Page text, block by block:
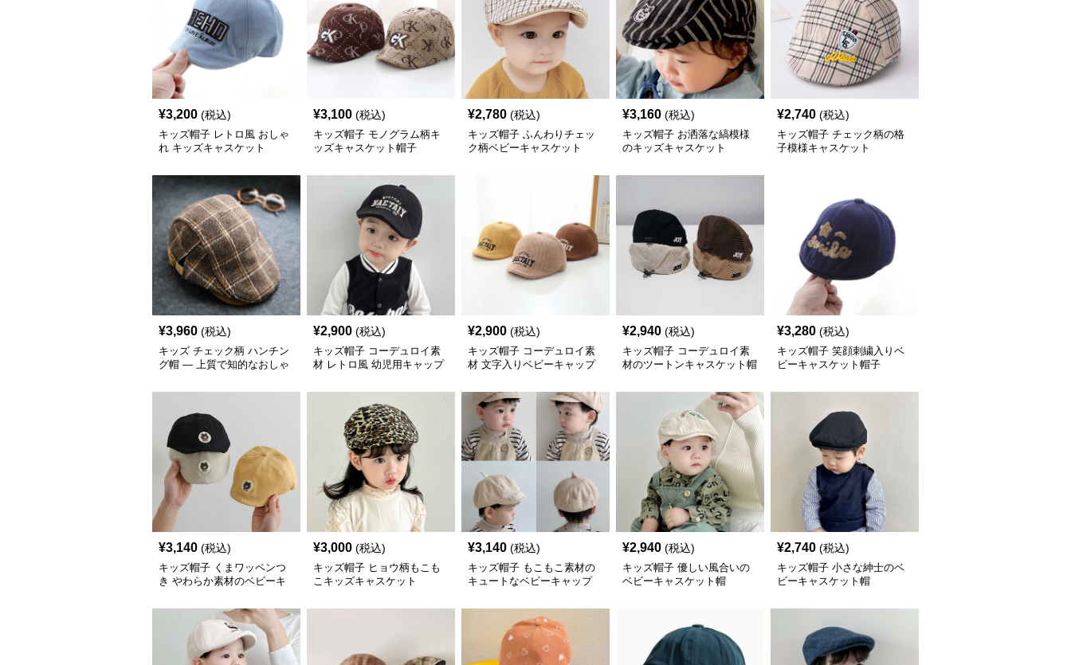
¥3,200 (税込)
キッズ帽子 レトロ風 おしゃ
れ キッズキャスケット
¥3,100 (税込)
キッズ帽子 モノグラム柄キ
ッズキャスケット帽子
¥2,780 (税込)
キッズ帽子 ふんわりチェッ
ク柄ベビーキャスケット
¥3,160 (税込)
キッズ帽子 お洒落な縞模様
のキッズキャスケット
¥2,740 (税込)
キッズ帽子 チェック柄の格
子模様キャスケット
¥3,960 (税込)
キッズ チェック柄 ハンチン
グ帽 — 上質で知的なおしゃ
¥2,900 (税込)
キッズ帽子 コーデュロイ素
材 レトロ風 幼児用キャップ
¥2,900 (税込)
キッズ帽子 コーデュロイ素
材 文字入りベビーキャップ
¥2,940 (税込)
キッズ帽子 コーデュロイ素
材のツートンキャスケット帽
¥3,280 (税込)
キッズ帽子 笑顔刺繍入りベ
ビーキャスケット帽子
¥3,140 (税込)
キッズ帽子 くまワッペンつ
き やわらか素材のベビーキ
¥3,000 (税込)
キッズ帽子 ヒョウ柄もこも
こキッズキャスケット
¥3,140 (税込)
キッズ帽子 もこもこ素材の
キュートなベビーキャップ
¥2,940 (税込)
キッズ帽子 優しい風合いの
ベビーキャスケット帽
¥2,740 (税込)
キッズ帽子 小さな紳士のベ
ビーキャスケット帽